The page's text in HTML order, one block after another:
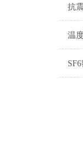
抗
温